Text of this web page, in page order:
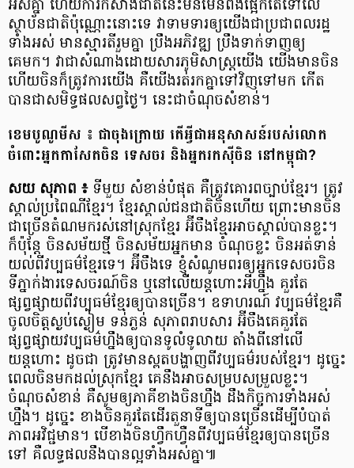
អស់គ្នា ហើយការកសាងជាតិ​នេះមិនមែនពឹងផ្អែកតែទៅលើ
ស្ថាប័ន​ជាតិ​ប៉ុណ្ណោះ​នោះទេ វាទាមទារ​ឲ្យ​យើង​ជាប្រជាពលរដ្ឋ​
ទាំងអស់ មានស្មារតីរួមគ្នា ប្រឹងអភិវឌ្ឍ ប្រឹងទាក់ទាញ​ឲ្យ​
គេមក។ វាជាសំណាងដោយសារ​ភូមិសាស្ត្រ​យើង យើងមានចិន
ហើយចិន​ក៏ត្រូវការយើង គឺយើងរត់រកគ្នាទៅវិញទៅមក កើត
បាន​ជាសមិទ្ធផលសព្វថ្ងៃ។ នេះ​ជាចំណុច​សំខាន់។
ខេមបូណូមីស ៖ ជាចុងក្រោយ តើអ្វីជាអនុសាសន៍របស់លោក
ចំពោះអ្នកកាសែតចិន ទេសចរ និងអ្នករកស៊ីចិន នៅកម្ពុជា?
សយ សុភាព ៖ទីមួយ សំខាន់បំផុត គឺត្រូវគោរពច្បាប់ខ្មែរ។ ត្រូវ
ស្គាល់ប្រពៃណីខ្មែរ។ ខ្មែរ​ស្គាល់ជនជាតិចិនហើយ ព្រោះមាន​ចិន​
ជាច្រើនតំណ​មក​រស់នៅស្រុកខ្មែរ អ៊ីចឹងខ្មែរ​អាច​ស្គាល់​បានខ្លះ។
ក៏ប៉ុន្តែ ចិន​សម័យថ្មី ចិន​សម័យ​អ្នកមាន ចំណុចខ្លះ ចិនអត់ទាន់
យល់ពី​វប្បធម៌ខ្មែរទេ។ អ៊ីចឹងទេ ខ្ញុំសំណូមពរ​ឲ្យអ្នកទេសចរ​ចិន
ទីភ្នាក់ងារទេសចរណ៍ចិន ឬនៅលើ​យន្តហោះអីហ្នឹង គួរតែ
ផ្សព្វផ្សាយពីវប្បធម៌ខ្មែរ​ឲ្យបានច្រើន។ ឧទាហរណ៍ វប្បធម៌ខ្មែរ​គឺ
ចូលចិត្ត​ស្ងប់ស្ងៀម ទន់ភ្លន់ សុភាពរាបសារ អ៊ីចឹងគេគួរតែ
ផ្សព្វផ្សាយវប្បធម៌​ហ្នឹង​ឲ្យ​បានទូលំទូលាយ តាំងពីនៅលើ​
យន្តហោះ ដូចជា ត្រូវមានស្ពតបង្ហាញ​ពីវប្បធម៌របស់ខ្មែរ។ ដូច្នេះ
ពេលចិន​មក​ដល់​ស្រុក​ខ្មែរ គេ​នឹង​អាច​សម្របសម្រួលខ្លះ។
ចំណុច​សំខាន់ គឺសូម​ឲ្យ​ភាគី​ខាងចិនហ្នឹង ដឹងកិច្ចការទាំងអស់
ហ្នឹង។ ដូច្នេះ ខាងចិន​គួរតែដើរតួនាទី​ឲ្យ​បានច្រើន​ដើម្បី​បំបាត់​
ភាព​អវិជ្ជមាន។ បើ​ខាងចិន​ហ្វឹកហ្វឺនពីវប្បធម៌ខ្មែរ​ឲ្យ​បានច្រើន
ទៅ គឺ​លទ្ធផល​នឹង​បាន​ល្អ​ទាំងអស់គ្នា៕